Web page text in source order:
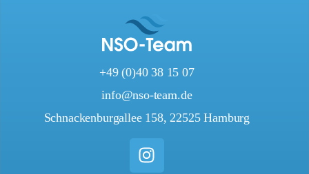
+49 (0)40 38 15 07
info@nso-team.de
Schnackenburgallee 158, 22525 Hamburg